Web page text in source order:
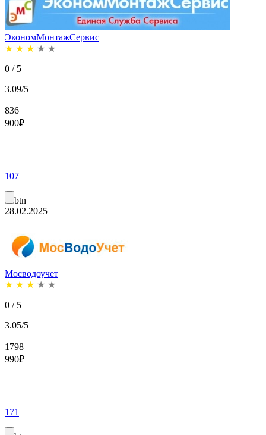
ЭкономМонтажСервис
★ ★ ★ ★ ★
0 / 5
3.09/5
836
900₽
107
btn
28.02.2025
Мосводоучет
★ ★ ★ ★ ★
0 / 5
3.05/5
1798
990₽
171